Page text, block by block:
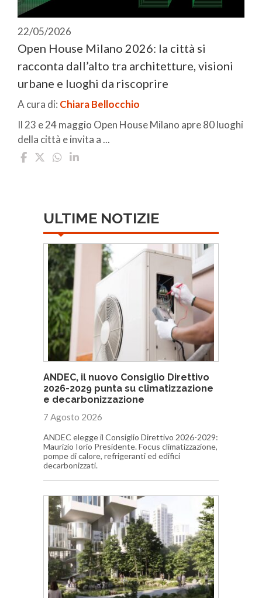
22/05/2026
Open House Milano 2026: la città si
racconta dall’alto tra architetture, visioni
urbane e luoghi da riscoprire
A cura di: Chiara Bellocchio
Il 23 e 24 maggio Open House Milano apre 80 luoghi
della città e invita a ...
ULTIME NOTIZIE
ANDEC, il nuovo Consiglio Direttivo
2026-2029 punta su climatizzazione
e decarbonizzazione
7 Agosto 2026
ANDEC elegge il Consiglio Direttivo 2026-2029:
Maurizio Iorio Presidente. Focus climatizzazione,
pompe di calore, refrigeranti ed edifici
decarbonizzati.